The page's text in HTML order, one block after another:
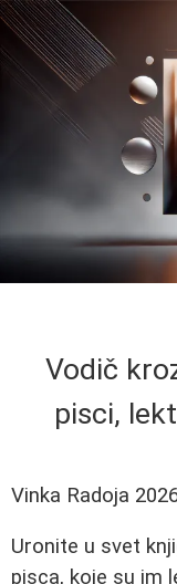
Vodič
pisci,
Vinka Radoja
Uronite u svet
pisca, koje su im